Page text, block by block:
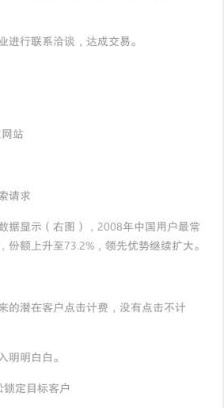
行联系洽谈，达成交易。
站
请求
显示（右图），2008年中国用户最常
份额上升至73.2%，领先优势继续扩大。
潜在客户点击计费，没有点击不计
明白白。
定目标客户